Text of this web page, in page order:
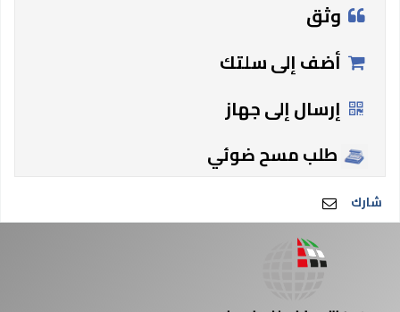
وثق
أضف إلى سلتك
إرسال إلى جهاز
طلب مسح ضوئي
شارك